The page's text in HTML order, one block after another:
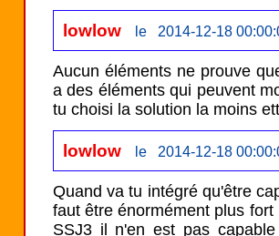
lowlow le 2014-12-18
Aucun éléments ne prouve
a des éléments qui peuvent
tu choisi la solution la moins
lowlow le 2014-12-18
Quand va tu intégré qu'être
faut être énormément plus
SSJ3 il n'en est pas